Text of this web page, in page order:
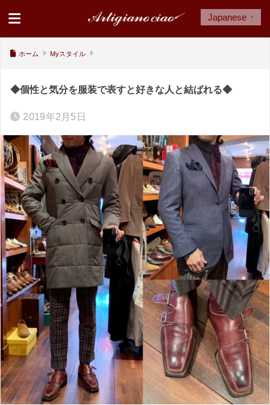
ホーム Myスタイル
◆個性と気分を服装で表すと好きな人と結ばれる◆
2019年2月5日
Japanese ▼